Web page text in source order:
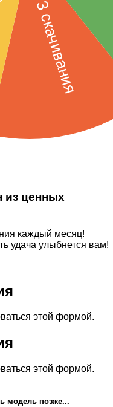
из ценных
каждый месяц!
удача улыбнется вам!
этой формой.
этой формой.
модель позже...